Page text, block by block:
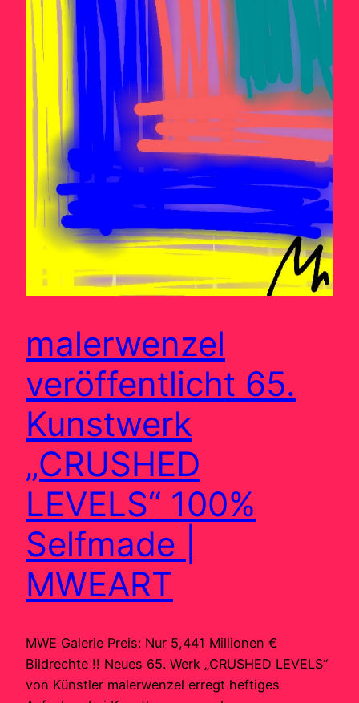
malerwenzel
veröffentlicht 65.
Kunstwerk
„CRUSHED
LEVELS“ 100%
Selfmade |
MWEART
MWE Galerie Preis: Nur 5,441 Millionen €
Bildrechte !! Neues 65. Werk „CRUSHED LEVELS“
von Künstler malerwenzel erregt heftiges